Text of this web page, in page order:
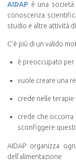
AIDAP è una
conoscenza
studio e altre attività
C’è più di un valido
è preoccupato per
vuole creare una
crede nelle
crede che occorra
sconfiggere
AIDAP organizza
dell’alimentazione